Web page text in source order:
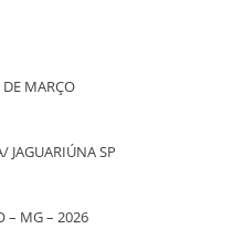
MARÇO
JAGUARIÚNA SP
– MG – 2026